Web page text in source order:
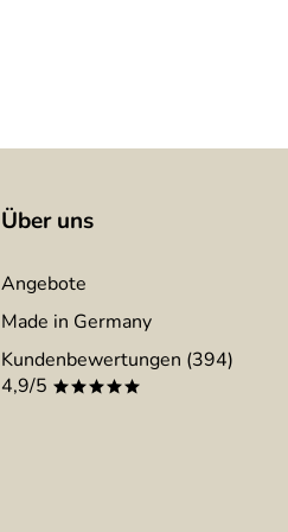
Über uns
Angebote
Made in Germany
Kundenbewertungen (394)
4,9/5 *****